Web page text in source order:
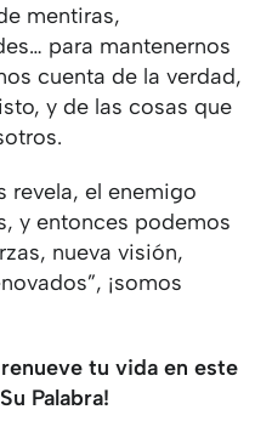
mentiras,
para mantenernos
cuenta de la verdad,
y de las cosas que
revela, el enemigo
y entonces podemos
nueva visión,
¡somos
tu vida en este
Palabra!